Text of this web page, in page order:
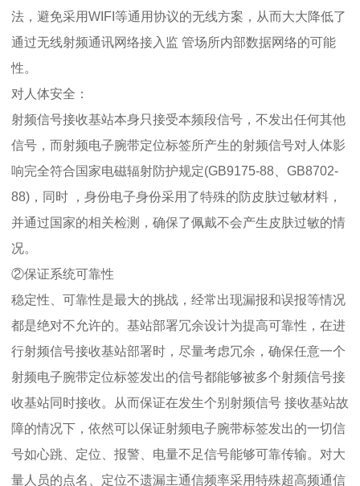
法，避免采用WIFI等通用协议的无线方案，从而大大降低了
通过无线射频通讯网络接入监 管场所内部数据网络的可能
性。
对人体安全：
射频信号接收基站本身只接受本频段信号，不发出任何其他
信号，而射频电子腕带定位标签所产生的射频信号对人体影
响完全符合国家电磁辐射防护规定(GB9175-88、GB8702-
88)，同时 ，身份电子身份采用了特殊的防皮肤过敏材料，
并通过国家的相关检测，确保了佩戴不会产生皮肤过敏的情
况。
②保证系统可靠性
稳定性、可靠性是最大的挑战，经常出现漏报和误报等情况
都是绝对不允许的。基站部署冗余设计为提高可靠性，在进
行射频信号接收基站部署时，尽量考虑冗余，确保任意一个
射频电子腕带定位标签发出的信号都能够被多个射频信号接
收基站同时接收。从而保证在发生个别射频信号 接收基站故
障的情况下，依然可以保证射频电子腕带标签发出的一切信
号如心跳、定位、报警、电量不足信号能够可靠传输。对大
量人员的点名、定位不遗漏主通信频率采用特殊超高频通信